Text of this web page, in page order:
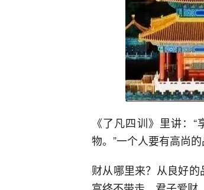
《了凡四训》里讲：
物。”一个人要有高尚
财从哪里来？从良好